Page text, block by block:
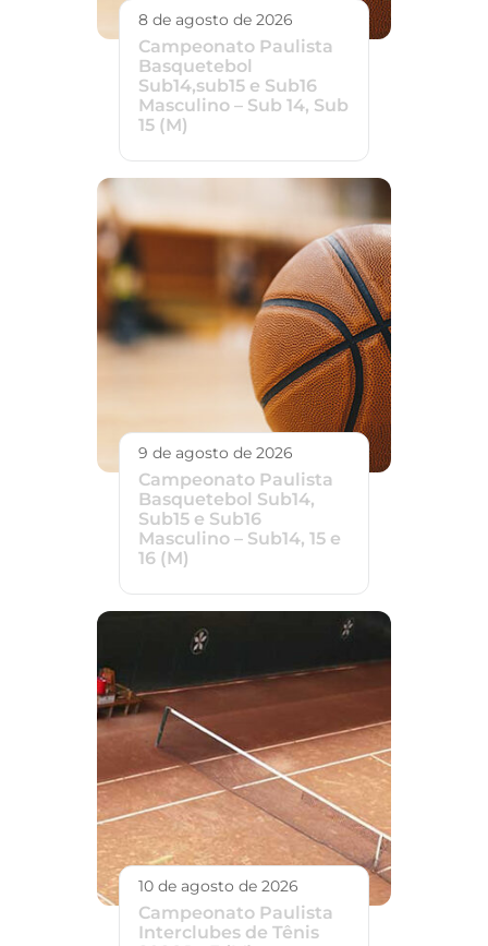
8 de agosto de 2026
Campeonato Paulista
Basquetebol
Sub14,sub15 e Sub16
Masculino – Sub 14, Sub
15 (M)
9 de agosto de 2026
Campeonato Paulista
Basquetebol Sub14,
Sub15 e Sub16
Masculino – Sub14, 15 e
16 (M)
10 de agosto de 2026
Campeonato Paulista
Interclubes de Tênis